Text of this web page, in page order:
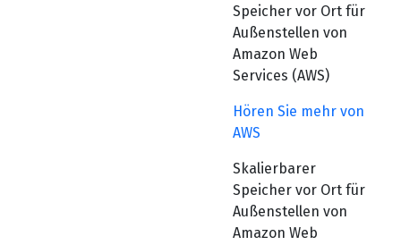
Speicher vor Ort für
Außenstellen von
Amazon Web
Services (AWS)
Hören Sie mehr von
AWS
Skalierbarer
Speicher vor Ort für
Außenstellen von
Amazon Web